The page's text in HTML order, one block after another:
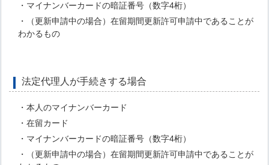
・マイナンバーカードの暗証番号（数字4桁）
・（更新申請中の場合）在留期間更新許可申請中であることが
わかるもの
法定代理人が手続きする場合
・本人のマイナンバーカード
・在留カード
・マイナンバーカードの暗証番号（数字4桁）
・（更新申請中の場合）在留期間更新許可申請中であることが